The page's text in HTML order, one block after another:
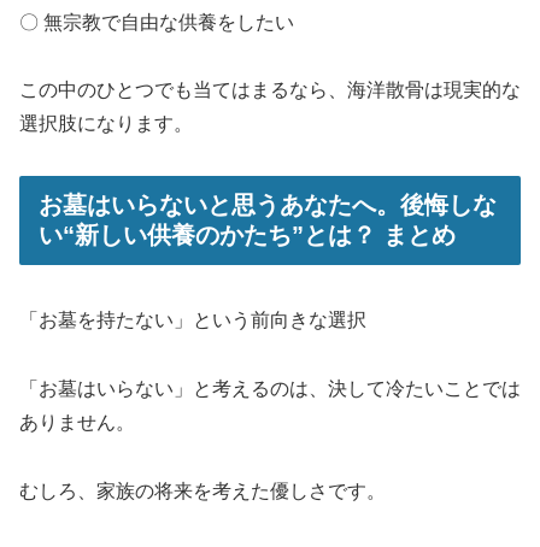
〇 無宗教で自由な供養をしたい
この中のひとつでも当てはまるなら、海洋散骨は現実的な
選択肢になります。
お墓はいらないと思うあなたへ。後悔しな
い“新しい供養のかたち”とは？ まとめ
「お墓を持たない」という前向きな選択
「お墓はいらない」と考えるのは、決して冷たいことでは
ありません。
むしろ、家族の将来を考えた優しさです。